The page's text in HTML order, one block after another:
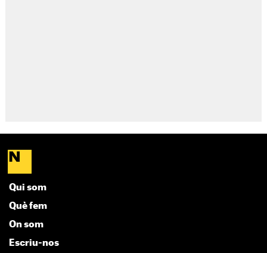
Qui som
Què fem
On som
Escriu-nos